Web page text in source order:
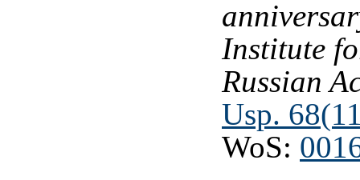
Institute
Russian
Usp.
WoS: